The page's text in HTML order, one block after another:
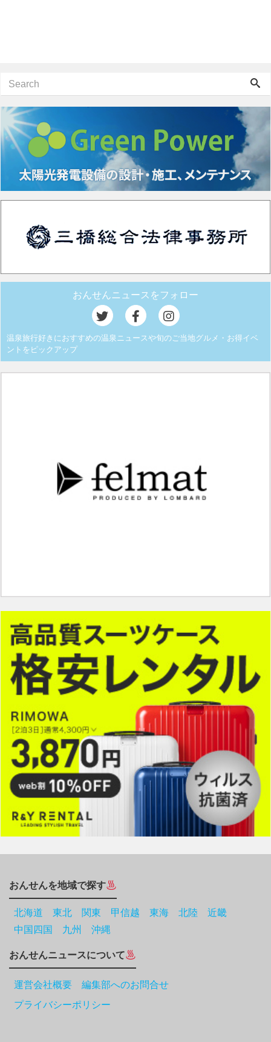
おんせんニュースをフォロー
温泉旅行好きにおすすめの温泉ニュースや旬のご当地グルメ・お得イベ
ントをピックアップ
おんせんを地域で探す
北海道 東北 関東 甲信越 東海 北陸
近畿
中国四国
九州 沖縄
おんせんニュースについて
運営会社概要 編集部へのお問合せ
プライバシーポリシー